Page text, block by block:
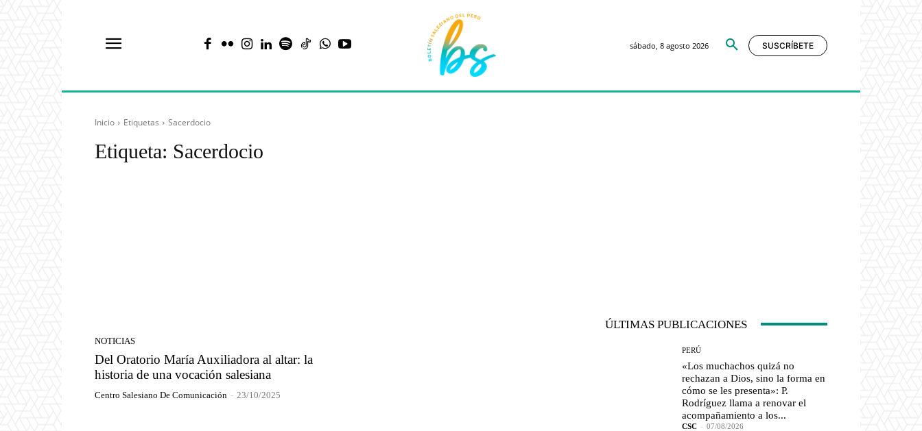
sábado, 8 agosto 2026 SUSCRÍBETE
Inicio Etiquetas Sacerdocio
Etiqueta: Sacerdocio
NOTICIAS
Del Oratorio María Auxiliadora al altar: la
historia de una vocación salesiana
Centro Salesiano De Comunicación - 23/10/2025
ÚLTIMAS PUBLICACIONES
PERÚ
«Los muchachos quizá no
rechazan a Dios, sino la forma en
cómo se les presenta»: P.
Rodríguez llama a renovar el
acompañamiento a los...
CSC - 07/08/2026